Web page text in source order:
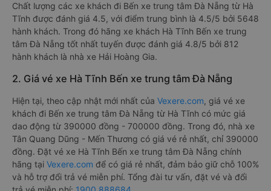
Chất lượng các xe khách đi Bến xe trung tâm Đà Nẵng từ Hà
Tĩnh được đánh giá 4.5, với điểm trung bình là 4.5/5 bởi 5648
hành khách. Trong đó hãng xe khách Hà Tĩnh Bến xe trung
tâm Đà Nẵng tốt nhất tuyến được đánh giá 4.8/5 bởi 812
hành khách là nhà xe Hải Hoàng Gia.
2. Giá vé xe Hà Tĩnh Bến xe trung tâm Đà Nẵng
Hiện tại, theo cập nhật mới nhất của Vexere.com, giá vé xe
khách đi Bến xe trung tâm Đà Nẵng từ Hà Tĩnh có mức giá
dao động từ 390000 đồng - 700000 đồng. Trong đó, nhà xe
Tân Quang Dũng - Mến Thương có giá vé rẻ nhất, chỉ 390000
đồng. Đặt vé xe Hà Tĩnh Bến xe trung tâm Đà Nẵng chính
hãng tại Vexere.com để có giá rẻ nhất, đảm bảo giữ chỗ 100%
và hỗ trợ đổi trả vé miễn phí. Tổng đài tư vấn, đặt vé và đổi